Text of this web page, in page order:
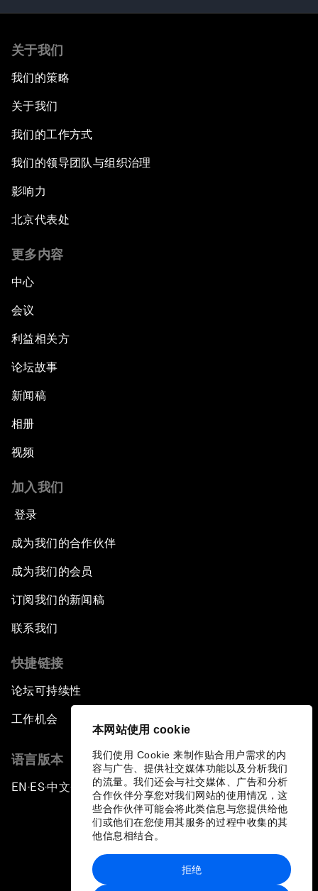
本网站使用 cookie
我们使用 Cookie 来制作贴合用户需求的内
容与广告、提供社交媒体功能以及分析我们
的流量。我们还会与社交媒体、广告和分析
合作伙伴分享您对我们网站的使用情况，这
些合作伙伴可能会将此类信息与您提供给他
们或他们在您使用其服务的过程中收集的其
他信息相结合。
拒绝
关于我们
我们的策略
关于我们
我们的工作方式
我们的领导团队与组织治理
影响力
北京代表处
更多内容
中心
会议
利益相关方
论坛故事
新闻稿
相册
视频
加入我们
登录
成为我们的合作伙伴
成为我们的会员
订阅我们的新闻稿
联系我们
快捷链接
论坛可持续性
工作机会
语言版本
EN ▪ES▪中文▪ 日本語